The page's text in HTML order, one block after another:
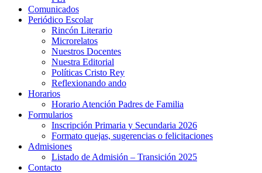
Comunicados
Periódico Escolar
Rincón Literario
Microrelatos
Nuestros Docentes
Nuestra Editorial
Políticas Cristo Rey
Reflexionando ando
Horarios
Horario Atención Padres de Familia
Formularios
Inscripción Primaria y Secundaria 2026
Formato quejas, sugerencias o felicitaciones
Admisiones
Listado de Admisión – Transición 2025
Contacto